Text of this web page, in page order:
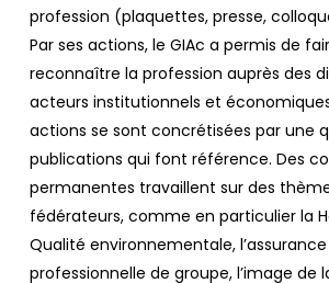
profession (plaquettes, presse,
Par ses actions, le GIAc a permis de
reconnaître la profession auprès des
acteurs institutionnels et
actions se sont concrétisées par une
publications qui font référence. Des
permanentes travaillent sur des
fédérateurs, comme en particulier la
Qualité environnementale, l’assurance
professionnelle de groupe, l’image de